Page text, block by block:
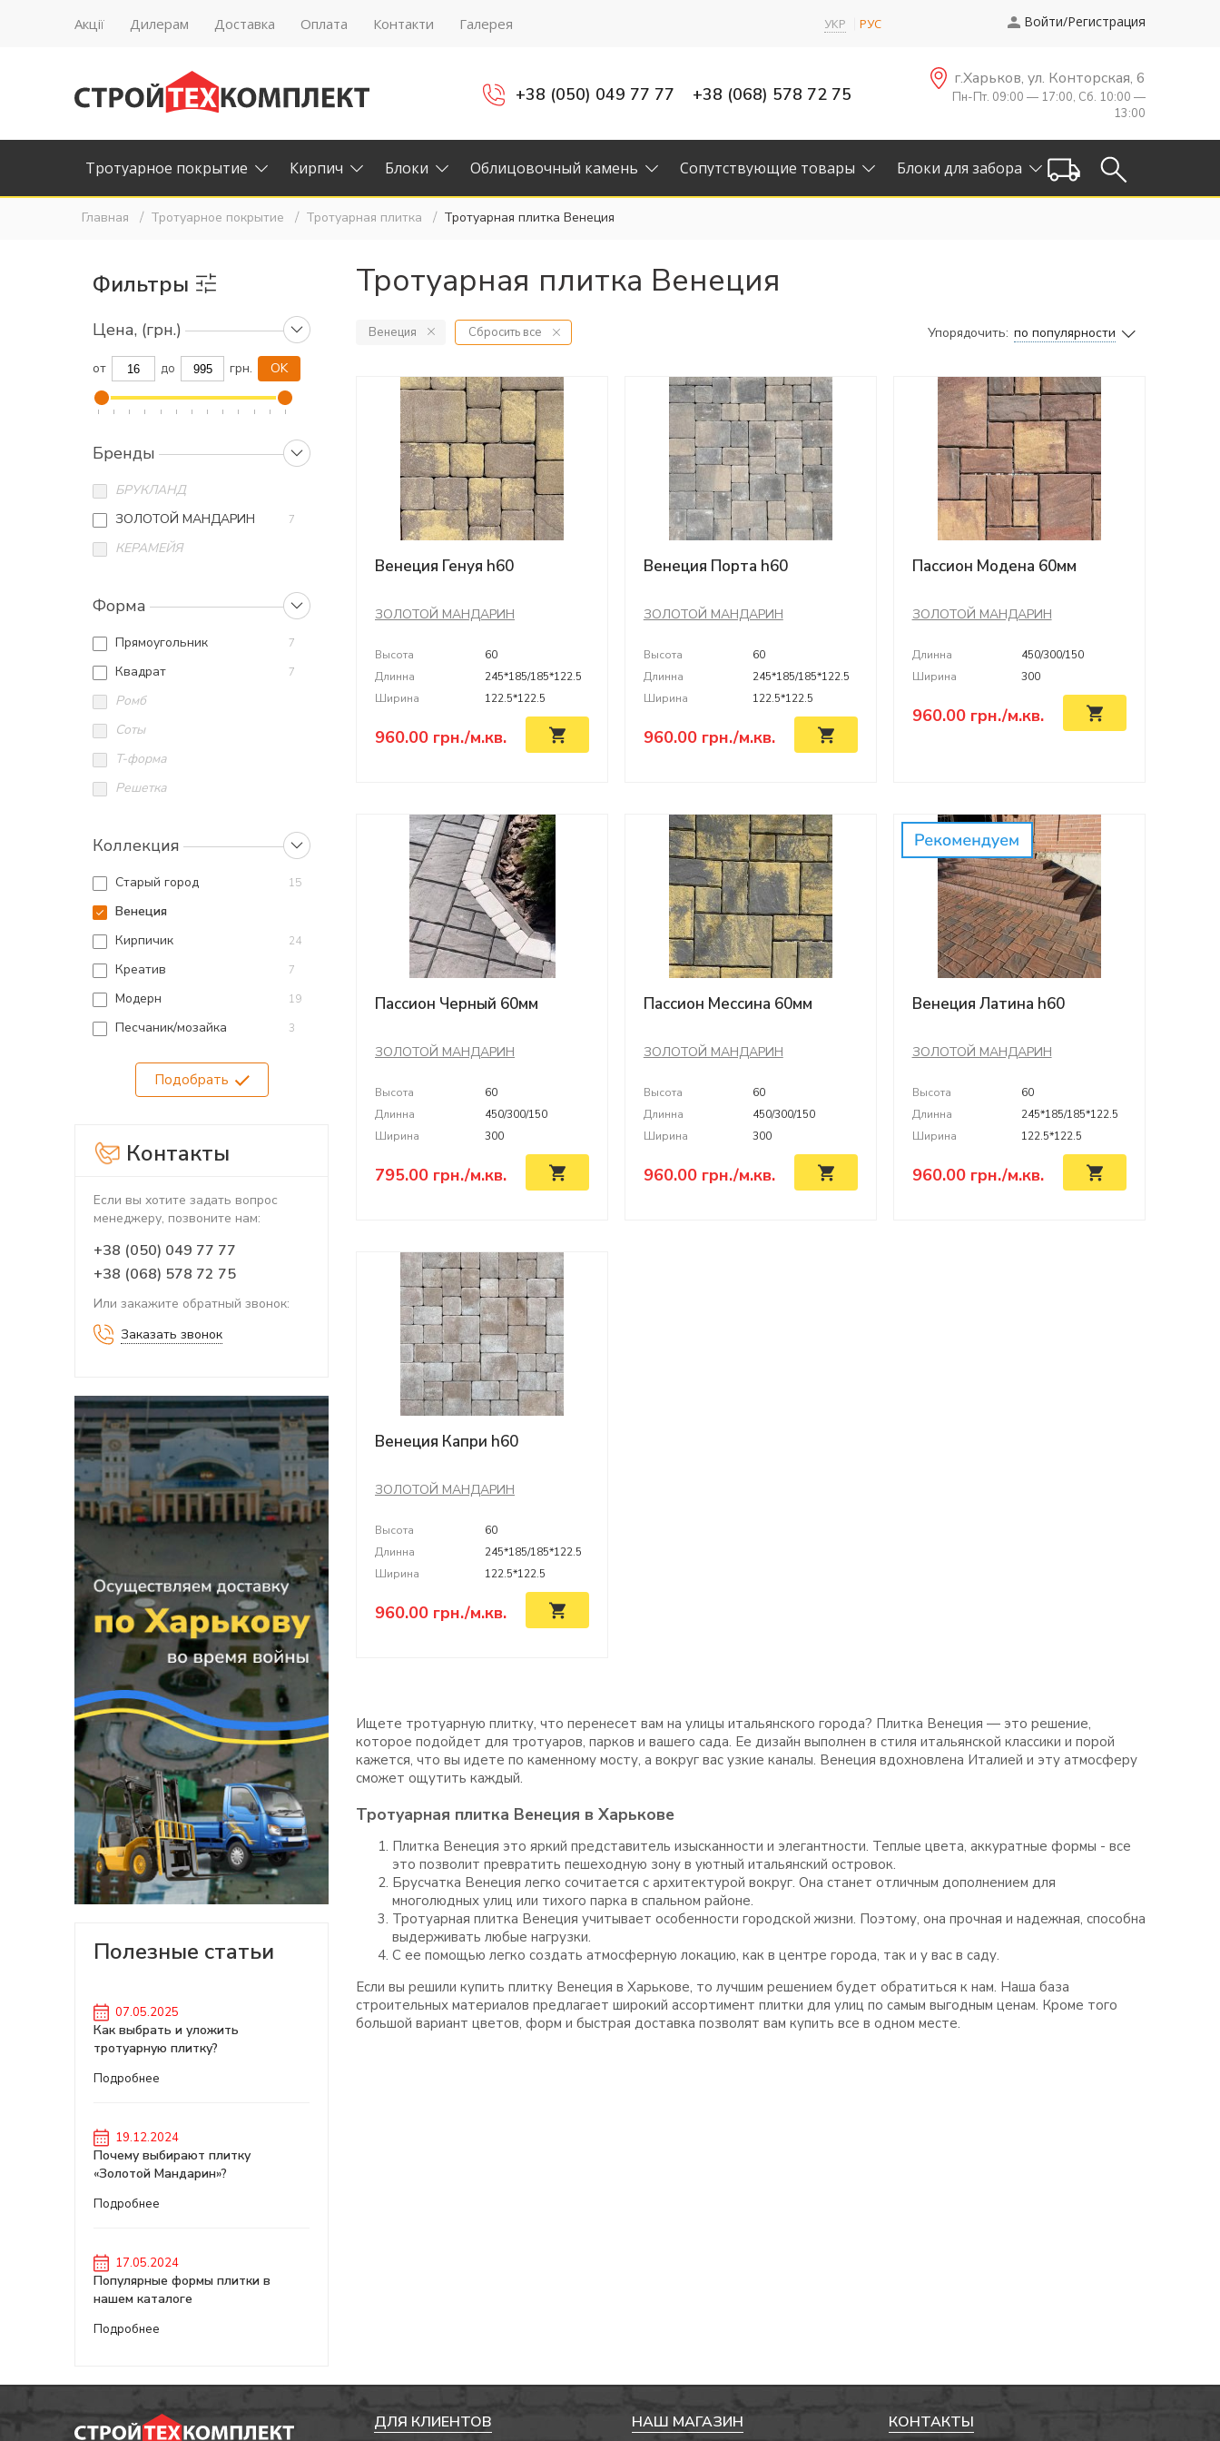
Акції Дилерам Доставка Оплата Контакти Галерея УКР РУС Войти/Регистрация
+38 (050) 049 77 77 +38 (068) 578 72 75
г.Харьков, ул. Конторская, 6
Пн-Пт. 09:00 — 17:00, Сб. 10:00 —
13:00
Тротуарное покрытие Кирпич Блоки Облицовочный камень Сопутствующие товары Блоки для забора
Главная Тротуарное покрытие Тротуарная плитка Тротуарная плитка Венеция
Тротуарная плитка Венеция
Венеция Сбросить все Упорядочить: по популярности
Венеция Генуя h60
ЗОЛОТОЙ МАНДАРИН
Высота
60
Длинна
245*185/185*122.5
Ширина
122.5*122.5
960.00 грн./м.кв.
Венеция Порта h60
ЗОЛОТОЙ МАНДАРИН
Высота
60
Длинна
245*185/185*122.5
Ширина
122.5*122.5
960.00грн./м.кв.
Пассион Модена 60мм
ЗОЛОТОЙ МАНДАРИН
Длинна
450/300/150
Ширина
300
960.00грн./м.кв.
Пассион Черный 60мм
ЗОЛОТОЙ МАНДАРИН
Высота
60
Длинна
450/300/150
Ширина
300
795.00 грн./м.кв.
Пассион Мессина 60мм
ЗОЛОТОЙ МАНДАРИН
Высота
60
Длинна
450/300/150
Ширина
300
960.00грн./м.кв.
Венеция Латина h60
ЗОЛОТОЙ МАНДАРИН
Высота
60
Длинна
245*185/185*122.5
Ширина
122.5*122.5
960.00грн./м.кв.
Венеция Капри h60
ЗОЛОТОЙ МАНДАРИН
Высота
60
Длинна
245*185/185*122.5
Ширина
122.5*122.5
960.00 грн./м.кв.
Ищете тротуарную плитку, что перенесет вам на улицы итальянского города? Плитка Венеция — это решение,
которое подойдет для тротуаров, парков и вашего сада. Ее дизайн выполнен в стиля итальянской классики и порой
кажется, что вы идете по каменному мосту, а вокруг вас узкие каналы. Венеция вдохновлена Италией и эту атмосферу
сможет ощутить каждый.
Тротуарная плитка Венеция в Харькове
Плитка Венеция это яркий представитель изысканности и элегантности. Теплые цвета, аккуратные формы - все
это позволит превратить пешеходную зону в уютный итальянский островок.
Брусчатка Венеция легко сочитается с архитектурой вокруг. Она станет отличным дополнением для
многолюдных улиц или тихого парка в спальном районе.
Тротуарная плитка Венеция учитывает особенности городской жизни. Поэтому, она прочная и надежная, способна
выдерживать любые нагрузки.
С ее помощью легко создать атмосферную локацию, как в центре города, так и у вас в саду.
Если вы решили купить плитку Венеция в Харькове, то лучшим решением будет обратиться к нам. Наша база
строительных материалов предлагает широкий ассортимент плитки для улиц по самым выгодным ценам. Кроме того
большой вариант цветов, форм и быстрая доставка позволят вам купить все в одном месте.
Фильтры
Цена, (грн.)
от до грн.
Бренды
БРУКЛАНД
ЗОЛОТОЙ МАНДАРИН
7
КЕРАМЕЙЯ
Форма
Прямоугольник 7
Квадрат 7
Ромб
Соты
T-форма
Решетка
Коллекция
Старый город 15
Венеция
Кирпичик
24
Креатив 7
Модерн 19
Песчаник/мозайка 3
Подобрать
Контакты
Если вы хотите задать вопрос
менеджеру, позвоните нам:
+38 (050) 049 77 77
+38 (068) 578 72 75
Или закажите обратный звонок:
Заказать звонок
Полезные статьи
07.05.2025
Как выбрать и уложить
тротуарную плитку?
Подробнее
19.12.2024
Почему выбирают плитку
«Золотой Мандарин»?
Подробнее
17.05.2024
Популярные формы плитки в
нашем каталоге
Подробнее
ДЛЯ КЛИЕНТОВ НАШ МАГАЗИН КОНТАКТЫ